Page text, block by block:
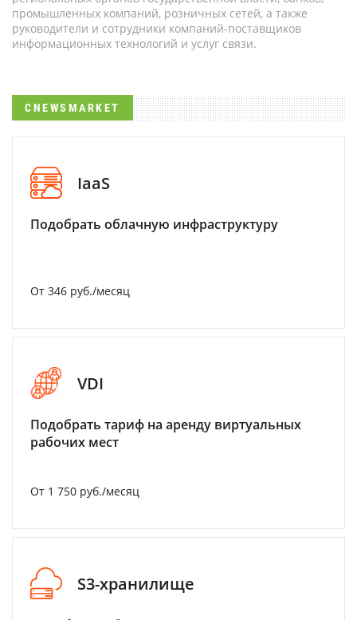
промышленных компаний, розничных сетей, а также
руководители и сотрудники компаний-поставщиков
информационных технологий и услуг связи.
CNEWSMARKET
IaaS
Подобрать облачную инфраструктуру
От 346 руб./месяц
VDI
Подобрать тариф на аренду виртуальных
рабочих мест
От 1 750 руб./месяц
S3-хранилище